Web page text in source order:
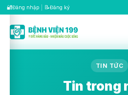
🔐Đăng nhập 📝Đăng ký
TIN TỨC
Tin trong